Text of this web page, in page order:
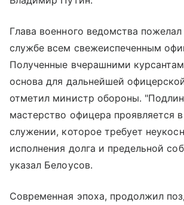
Глава военного ведомства
службе всем свежеиспеченным
Полученные вчерашними
основа для дальнейшей
отметил министр обороны.
мастерство офицера проявляется
служении, которое требует
исполнения долга и предельной
указал Белоусов.
Современная эпоха, продолжил